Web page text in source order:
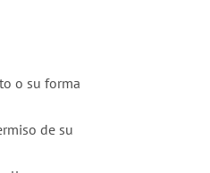
o su forma
de su